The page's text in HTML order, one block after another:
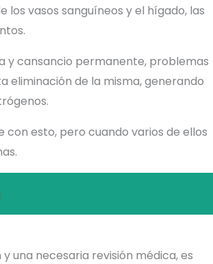
vasos sanguíneos y el hígado, las
y cansancio permanente, problemas
eliminación de la misma, generando
esto, pero cuando varios de ellos
una necesaria revisión médica, es